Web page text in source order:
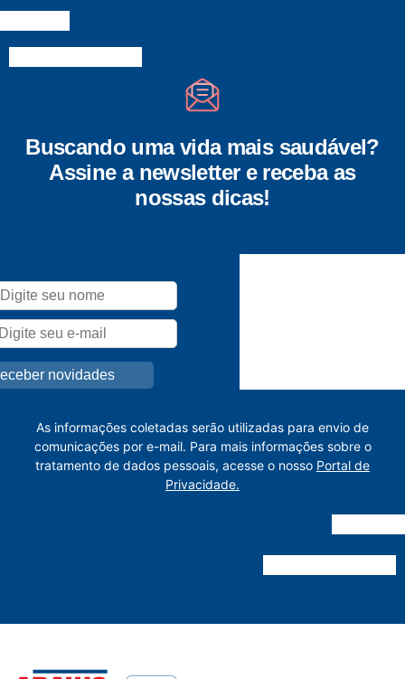
Buscando uma vida mais saudável?
Assine a newsletter e receba as
nossas dicas!
As informações coletadas serão utilizadas para envio de
comunicações por e-mail. Para mais informações sobre o
tratamento de dados pessoais, acesse o nosso Portal de
Privacidade.